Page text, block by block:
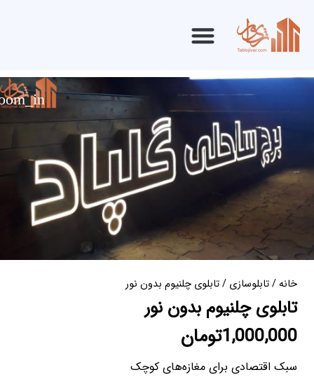
خانه/تابلوسازی/ تابلوی چلنیوم بدون نور
تابلوی چلنیوم بدون نور
1,000,000تومان
سبک اقتصادی برای مغازه‌های کوچک